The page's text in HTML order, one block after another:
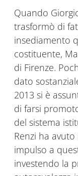
Quando
trasformò di
insediamento
costituente,
di Firenze.
dato
2013 si è
di farsi
del sistema
Renzi ha
impulso a
investendo la